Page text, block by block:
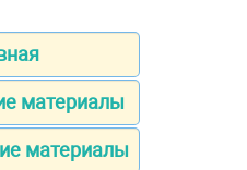
материалы
материалы